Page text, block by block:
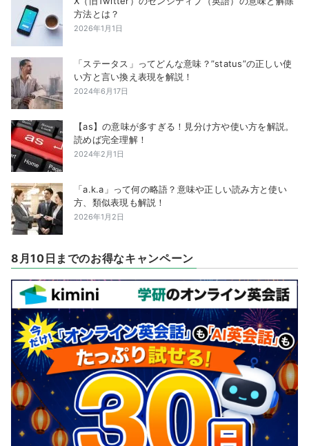
方法とは？
2026年1月1日
「ステータス」ってどんな意味？”status”の正しい使
い方と言い換え表現を解説！
2024年6月17日
【as】の意味が多すぎる！見分け方や使い方を解説。
読めば完全理解！
2024年2月1日
「a.k.a」って何の略語？意味や正しい読み方と使い
方、類似表現も解説！
2026年1月2日
8月10日までのお得なキャンペーン